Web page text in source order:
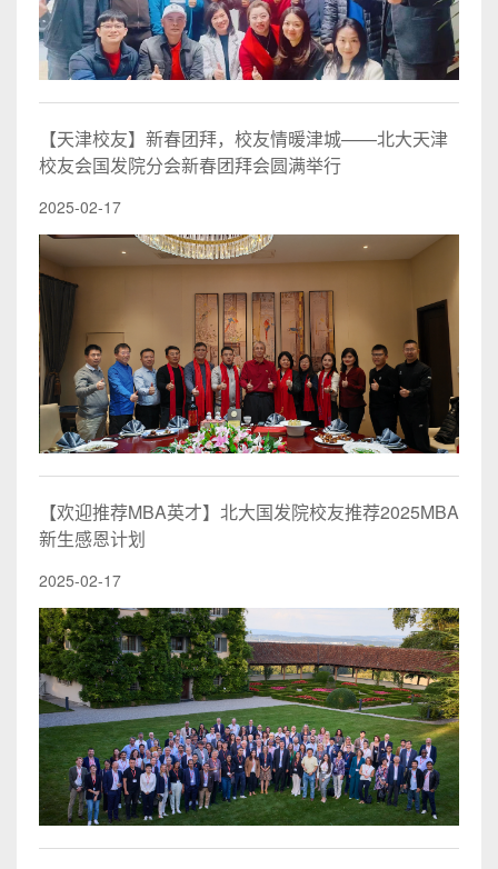
【天津校友】新春团拜，校友情暖津城——北大天津
校友会国发院分会新春团拜会圆满举行
2025-02-17
【欢迎推荐MBA英才】北大国发院校友推荐2025MBA
新生感恩计划
2025-02-17